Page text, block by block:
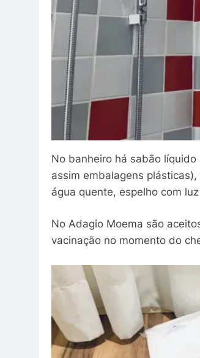
No banheiro há sabão
assim embalagens
água quente, espelho com
No Adagio Moema são
vacinação no momento do